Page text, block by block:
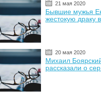
21 мая 2020
Бывшие мужья
жестокую драку
20 мая 2020
Михаил
рассказали о